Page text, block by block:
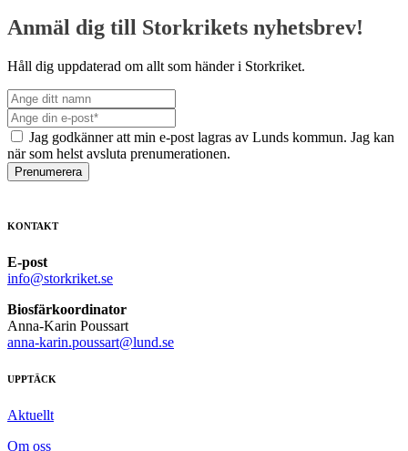
Anmäl dig till Storkrikets nyhetsbrev!
Håll dig uppdaterad om allt som händer i Storkriket.
Jag godkänner att min e-post lagras av Lunds kommun. Jag kan
när som helst avsluta prenumerationen.
Prenumerera
KONTAKT
E-post
info@storkriket.se
Biosfärkoordinator
Anna-Karin Poussart
anna-karin.poussart@lund.se
UPPTÄCK
Aktuellt
Om oss